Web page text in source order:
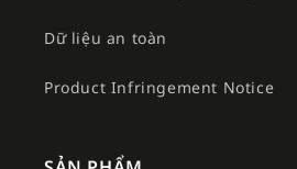
Dữ liệu an toàn
Product Infringement Notice